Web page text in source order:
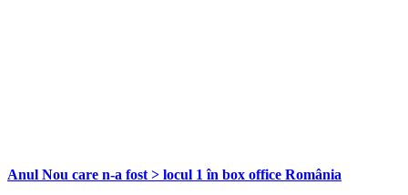
Anul Nou care n-a fost > locul 1 în box office România